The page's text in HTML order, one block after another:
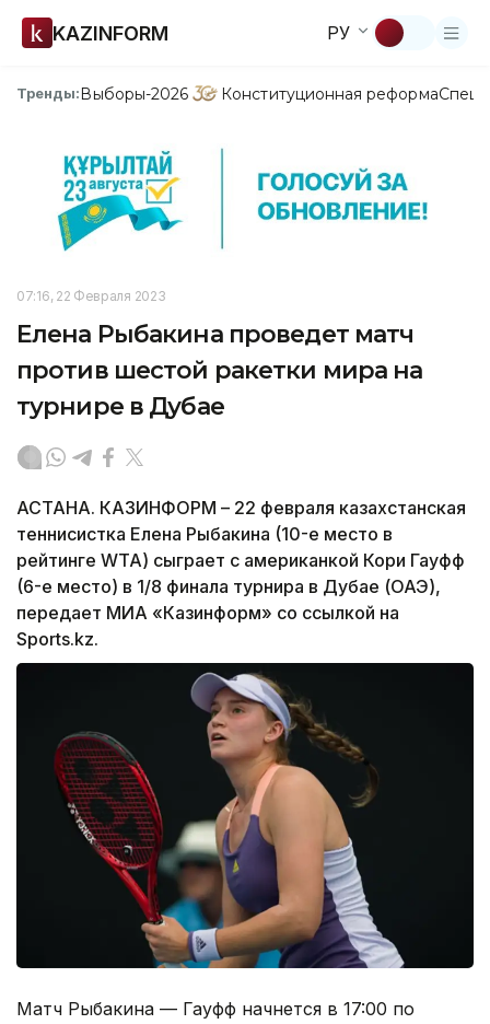
KAZINFORM РУ
Тренды:Выборы-2026 Конституционная реформа
07:16, 22 Февраля 2023
Елена Рыбакина проведет матч
против шестой ракетки мира на
турнире в Дубае
АСТАНА. КАЗИНФОРМ – 22 февраля казахстанская
теннисистка Елена Рыбакина (10-е место в
рейтинге WTA) сыграет с американкой Кори Гауфф
(6-е место) в 1/8 финала турнира в Дубае (ОАЭ),
передает МИА «Казинформ» со ссылкой на
Sports.kz.
Матч Рыбакина — Гауфф начнется в 17:00 по